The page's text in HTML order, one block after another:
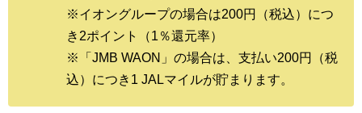
※イオングループの場合は200円（税込）につ
き2ポイント（1％還元率）
※「JMB WAON」の場合は、支払い200円（税
込）につき1 JALマイルが貯まります。